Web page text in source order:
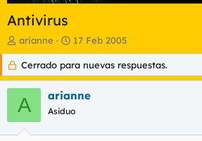
Antivirus
I
n
c
i
a
d
o
arianne
F
e
c
h
d
e
17 Feb 2005
Cerrado para nuevas respuestas.
A arianne
Asiduo